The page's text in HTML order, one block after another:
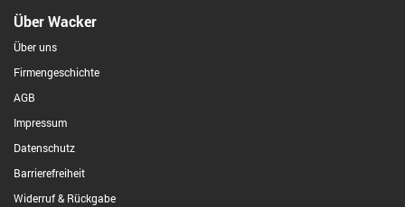
Über Wacker
Über uns
Firmengeschichte
AGB
Impressum
Datenschutz
Barrierefreiheit
Widerruf & Rückgabe